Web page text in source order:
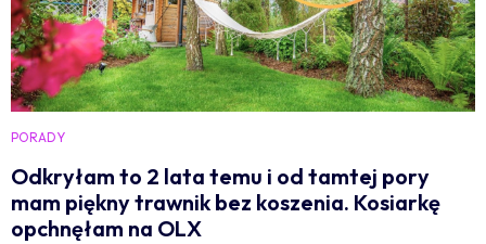
PORADY
Odkryłam to 2 lata temu i od tamtej pory
mam piękny trawnik bez koszenia. Kosiarkę
opchnęłam na OLX